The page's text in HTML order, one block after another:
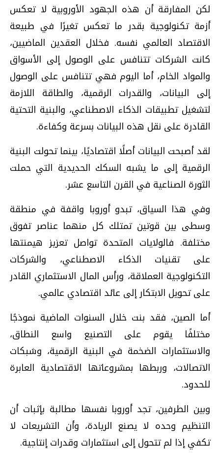
لكن المفارقة أن هذه الجهود الأوروبية لا تعكس
أزمة تكنولوجية بقدر ما تعكس تغيرًا في طبيعة
الاقتصاد العالمي نفسه. فخلال العقدين الماضيين،
كانت الشركات تتنافس على الوصول إلى الأسواق
والمواد الخام، أما اليوم فهي تتنافس على الوصول
إلى البيانات، والقدرات الرقمية، والطاقة اللازمة
لتشغيل تطبيقات الذكاء الاصطناعي، والبنية التحتية
القادرة على نقل هذه البيانات بسرعة وكفاءة.
لقد أصبحت البيانات أصلًا اقتصاديًا، بينما تحولت البنية
الرقمية إلى ما يشبه السكك الحديدية التي حملت
الثورة الصناعية في القرن التاسع عشر.
وفي هذا السياق، تبدو أوروبا واقفة في منطقة
وسطى بين قوتين تمتلك كل منهما عناصر تفوق
مختلفة. فالولايات المتحدة تواصل تعزيز هيمنتها
على تقنيات الذكاء الاصطناعي، والشركات
التكنولوجية العملاقة، ورأس المال الاستثماري القادر
على تحويل الابتكار إلى عائد اقتصادي عالمي.
أما الصين، فقد بنت خلال السنوات الماضية نموذجًا
مختلفًا يقوم على التصنيع واسع النطاق،
والاستثمارات الضخمة في البنية الرقمية، وشبكات
الاتصالات، وربطها بمشروعاتها الاقتصادية العابرة
للحدود.
وبين الطرفين، تجد أوروبا نفسها مطالبة بإثبات أن
التنظيم وحده لا يصنع الريادة، وأن التشريعات لا
تكفي إذا لم تتحول إلى استثمارات وقدرات إنتاجية.